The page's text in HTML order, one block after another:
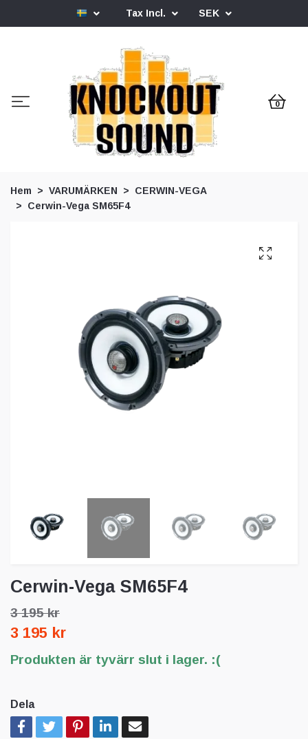
Tax Incl. SEK
0
Hem VARUMÄRKEN
CERWIN-VEGA
Cerwin-Vega SM65F4
Cerwin-Vega SM65F4
3 195 kr
3 195 kr
Produkten är tyvärr slut i lager. :(
Dela